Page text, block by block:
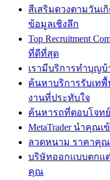
สีเสริมดวงตามวัน
ข้อมูลเชิงลึก
Top Recruitment
ที่ดีที่สุด
เรามีบริการทำบุญ
ค้นหาบริการรับเท
งานที่ประทับใจ
ค้นหารถที่ตอบโจท
MetaTrader นำคุณ
ลวดหนาม ราคาคุ
บริษัทออกแบบตกแ
คุณ